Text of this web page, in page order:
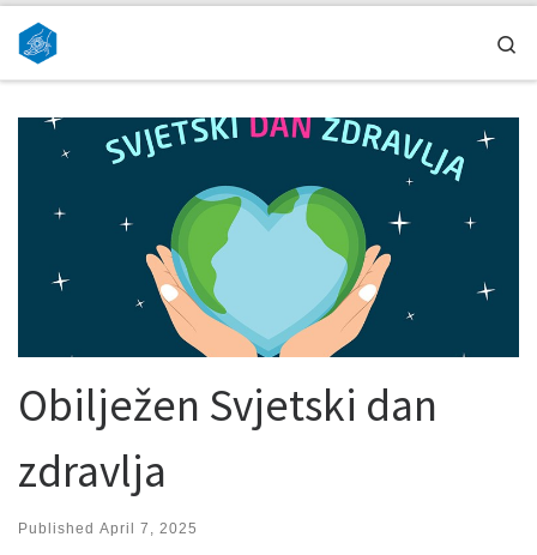
Skip to content
Obilježen Svjetski dan
zdravlja
Published April 7, 2025